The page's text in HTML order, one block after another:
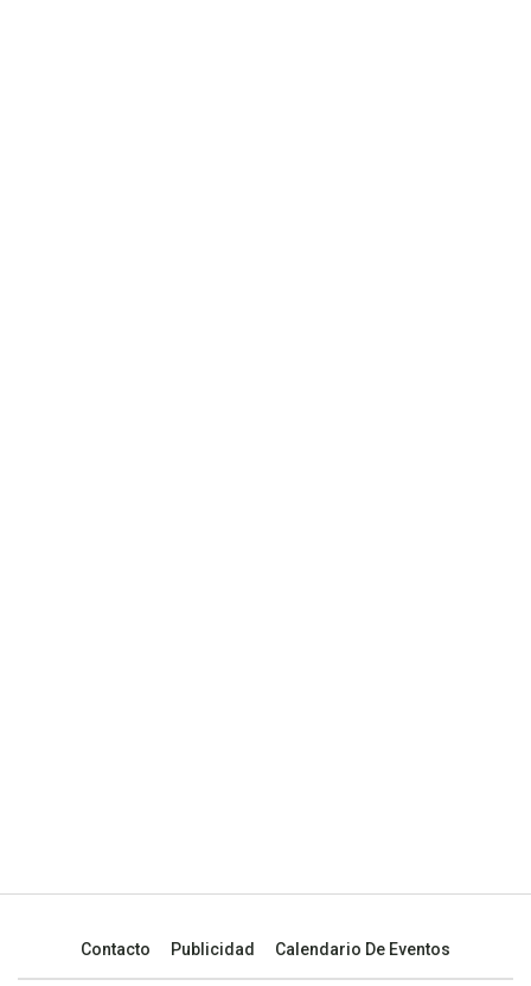
Contacto Publicidad Calendario De Eventos